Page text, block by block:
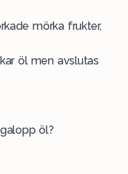
mörka frukter,
öl men avslutas
öl?